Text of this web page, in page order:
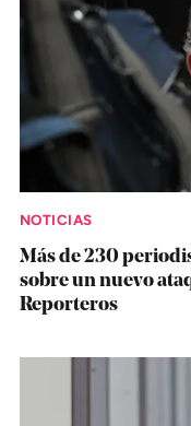
NOTICIAS
Más de 230
sobre un nuevo
Reporteros